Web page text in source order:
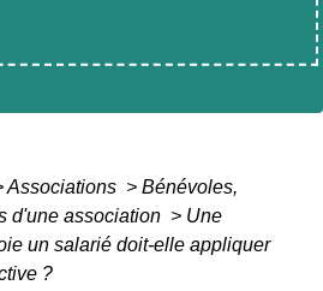
Associations > Bénévoles,
d'une association > Une
un salarié doit-elle appliquer
?